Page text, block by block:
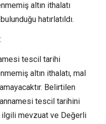
altın ithalatı
hatırlatıldı.
tescil tarihi
altın ithalatı, mal
Belirtilen
tescil tarihini
ilgili mevzuat ve Değerli